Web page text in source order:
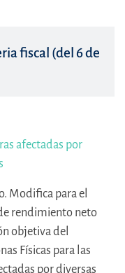
fiscal (del 6 de
afectadas por
Modifica para el
rendimiento neto
objetiva del
Físicas para las
por diversas